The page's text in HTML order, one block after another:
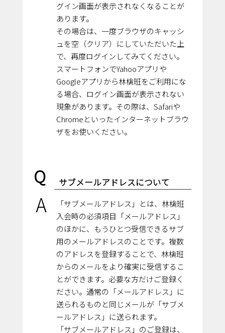
グイン画面が表示されなくなることが
あります。
その場合は、一度ブラウザのキャッシ
ュを空（クリア）にしていただいた上
で、再度ログインしてみてください。
スマートフォンでYahooアプリや
Googleアプリから林檎班をご利用にな
る場合、ログイン画面が表示されない
現象があります。その際は、Safariや
Chromeといったインターネットブラウ
ザをお使いください。
Q サブメールアドレスについて
A
「サブメールアドレス」とは、林檎班
入会時の必須項目「メールアドレス」
のほかに、もうひとつ受信できるサブ
用のメールアドレスのことです。複数
のアドレスを登録することで、林檎班
からのメールをより確実に受信するこ
とができます。必要な方だけご登録く
ださい。通常の「メールアドレス」に
送られるものと同じメールが「サブメ
ールアドレス」に送られます。
「サブメールアドレス」のご登録は、